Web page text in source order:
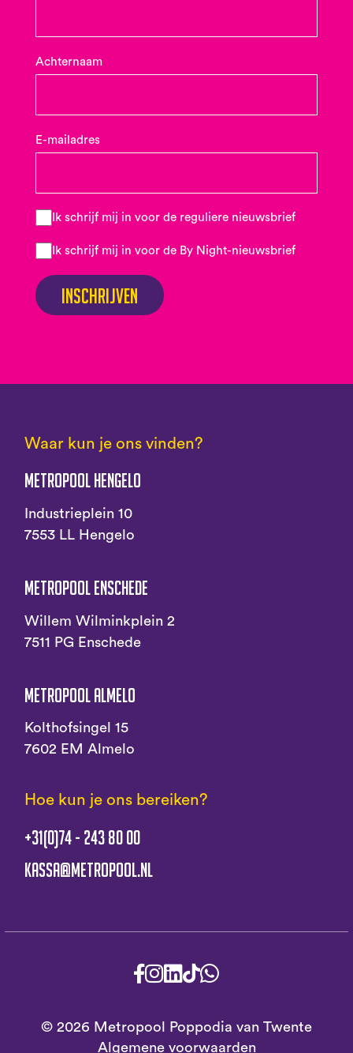
Achternaam
E-mailadres
Ik schrijf mij in voor de reguliere nieuwsbrief
Ik schrijf mij in voor de By Night-nieuwsbrief
Inschrijven
Waar kun je ons vinden?
Metropool Hengelo
Industrieplein 10
7553 LL Hengelo
Metropool Enschede
Willem Wilminkplein 2
7511 PG Enschede
Metropool Almelo
Kolthofsingel 15
7602 EM Almelo
Hoe kun je ons bereiken?
+31(0)74 - 243 80 00
kassa@metropool.nl
© 2026 Metropool Poppodia van Twente
Algemene voorwaarden